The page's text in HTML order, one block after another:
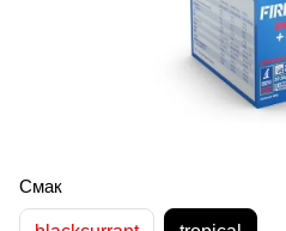
Смак